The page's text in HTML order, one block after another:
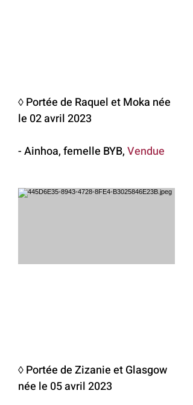
◊ Portée de Raquel et Moka née
le 02 avril 2023
- Ainhoa, femelle BYB,Vendue
◊ Portée de Zizanie et Glasgow
née le 05 avril 2023